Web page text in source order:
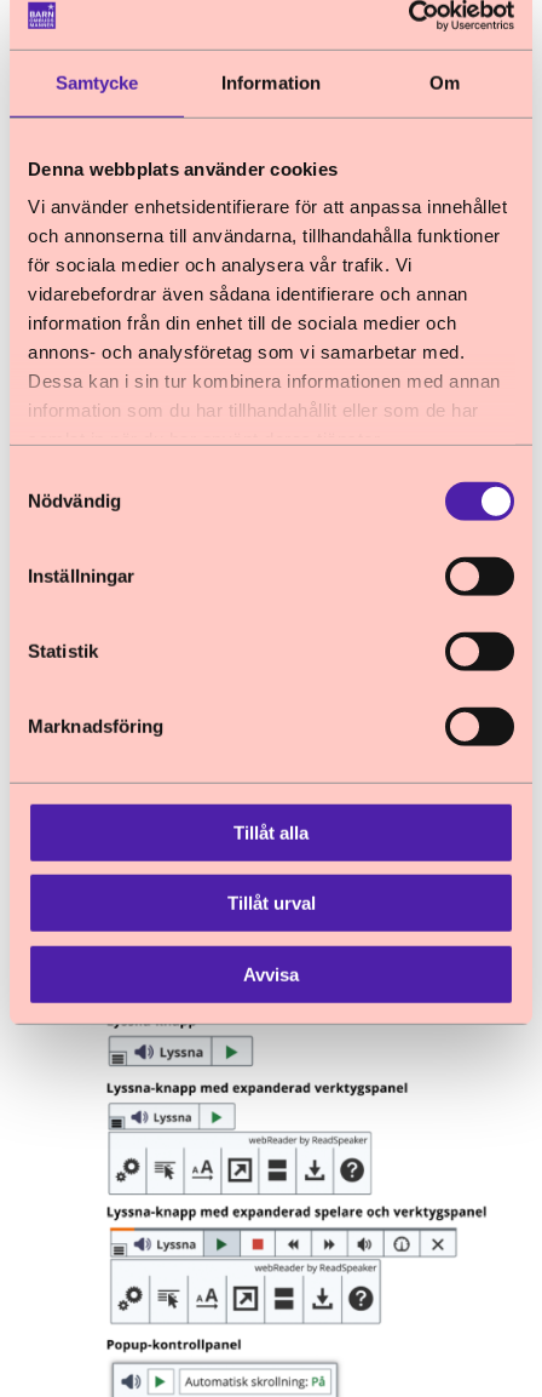
Samtycke Information Om
Denna webbplats använder cookies
Vi använder enhetsidentifierare för att anpassa innehållet
och annonserna till användarna, tillhandahålla funktioner
för sociala medier och analysera vår trafik. Vi
vidarebefordrar även sådana identifierare och annan
information från din enhet till de sociala medier och
annons- och analysföretag som vi samarbetar med.
Dessa kan i sin tur kombinera informationen med annan
information som du har tillhandahållit eller som de har
Nödvändig
Inställningar
Statistik
Marknadsföring
Tillåt alla
Tillåt urval
Avvisa
Inställningar
Välja om du vill att texten ska markeras
samtidigt som den läses
Välja om du vill att texten ska markeras
ord för ord och/eller mening för mening
Välja utseende och färg på
textmarkeringen
Välja om meningen som läses ska visas
Välja om du vill att läshastigheten ska vara
Välja om du vill att sidan ska skrolla
synlig hela tiden
visas när du markerat text
defaultvärdena
Du kan lyssna på de olika inställningarna
genom att trycka på Lyssna-knappen i
inställningssidans övre högra hörn.